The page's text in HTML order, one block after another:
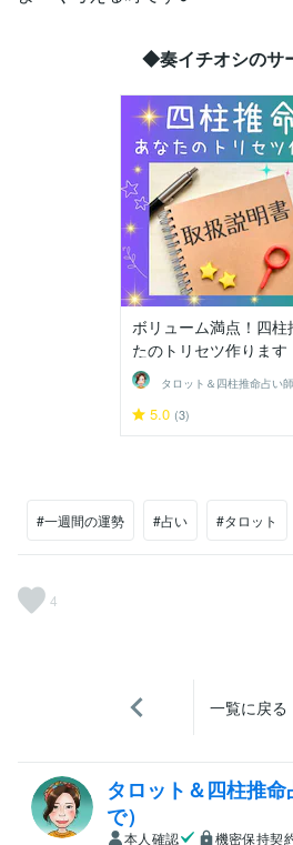
◆奏イチオシのサ
ボリューム満点！四柱
たのトリセツ作ります
5.0 (3)
#一週間の運勢 #占い #タロット
4
一覧に戻る
タロット＆四柱推
で）
本人確認
機密保持契